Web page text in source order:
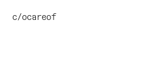
c/ocareof